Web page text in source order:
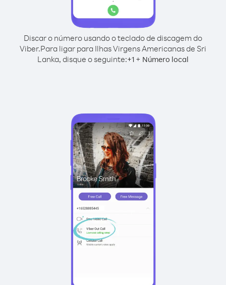
Discar o número usando o teclado de discagem do
Viber.Para ligar para Ilhas Virgens Americanas de Sri
Lanka, disque o seguinte:+1 + Número local